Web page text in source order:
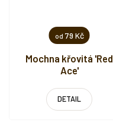
od 79 Kč
Mochna křovitá 'Red
Ace'
DETAIL